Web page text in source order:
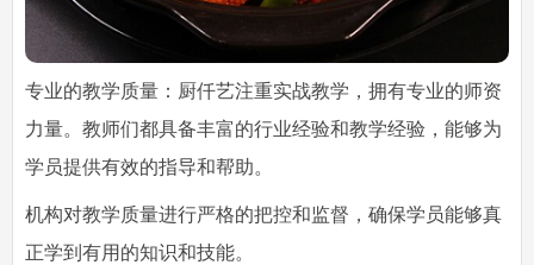
专业的教学质量：厨仟艺注重实战教学，拥有专业的师资
力量。教师们都具备丰富的行业经验和教学经验，能够为
学员提供有效的指导和帮助。
机构对教学质量进行严格的把控和监督，确保学员能够真
正学到有用的知识和技能。